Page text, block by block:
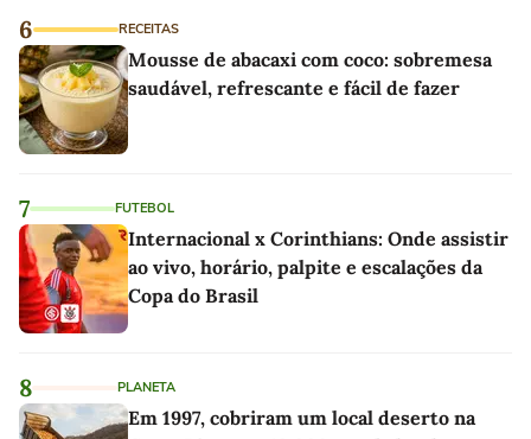
6 RECEITAS
Mousse de abacaxi com coco: sobremesa
saudável, refrescante e fácil de fazer
7 FUTEBOL
Internacional x Corinthians: Onde assistir
ao vivo, horário, palpite e escalações da
Copa do Brasil
8 PLANETA
Em 1997, cobriram um local deserto na